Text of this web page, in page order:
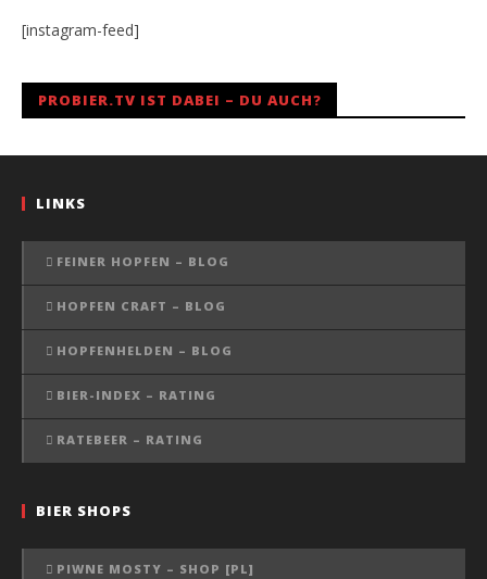
[instagram-feed]
PROBIER.TV IST DABEI – DU AUCH?
LINKS
FEINER HOPFEN – BLOG
HOPFEN CRAFT – BLOG
HOPFENHELDEN – BLOG
BIER-INDEX – RATING
RATEBEER – RATING
BIER SHOPS
PIWNE MOSTY – SHOP [PL]